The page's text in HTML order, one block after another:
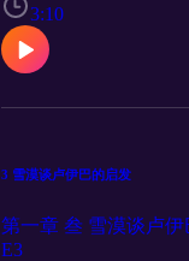
3:10
3 雪漠谈卢伊巴的启发
第一章 叁 雪漠谈卢伊
E3